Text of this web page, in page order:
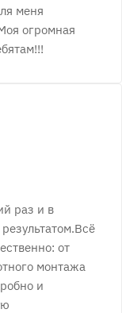
меня
огромная
раз и в
от
монтажа
и